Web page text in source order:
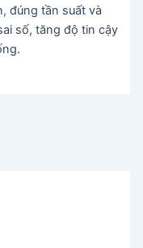
đúng tần suất và
số, tăng độ tin cậy